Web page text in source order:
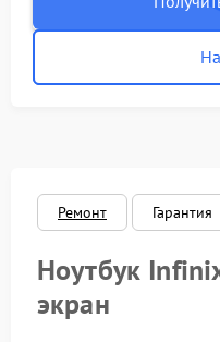
Ремонт Гарантия
Ноутбук
экран